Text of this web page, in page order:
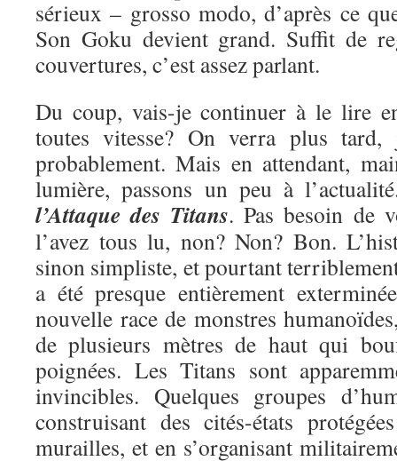
sérieux – grosso modo, d’après ce
Son Goku devient grand. Suffit de
couvertures, c’est assez parlant.
Du coup, vais-je continuer à le lire
toutes vitesse? On verra plus
probablement. Mais en attendant,
lumière, passons un peu à
l’Attaque des Titans. Pas besoin de
l’avez tous lu, non? Non? Bon.
sinon simpliste, et pourtant
a été presque entièrement
nouvelle race de monstres
de plusieurs mètres de haut qui
poignées. Les Titans sont
invincibles. Quelques groupes
construisant des cités-états
murailles, et en s’organisant